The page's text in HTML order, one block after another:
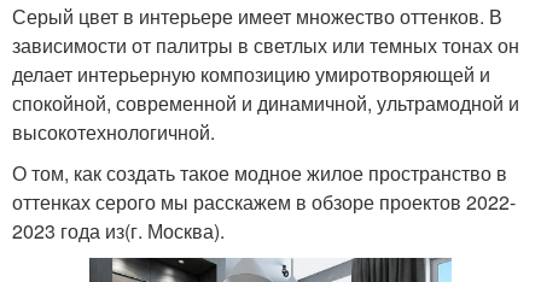
Серый цвет в интерьере имеет множество оттенков. В
зависимости от палитры в светлых или темных тонах он
делает интерьерную композицию умиротворяющей и
спокойной, современной и динамичной, ультрамодной и
высокотехнологичной.
О том, как создать такое модное жилое пространство в
оттенках серого мы расскажем в обзоре проектов 2022-
2023 года из(г. Москва).